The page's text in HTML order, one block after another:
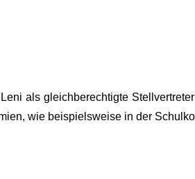
als gleichberechtigte
wie beispielsweise in der